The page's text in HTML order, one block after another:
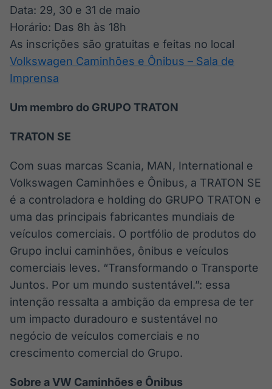
Data: 29, 30 e 31 de maio
Horário: Das 8h às 18h
As inscrições são gratuitas e feitas no local
Volkswagen Caminhões e Ônibus – Sala de
Imprensa
Um membro do GRUPO TRATON
TRATON SE
Com suas marcas Scania, MAN, International e
Volkswagen Caminhões e Ônibus, a TRATON SE
é a controladora e holding do GRUPO TRATON e
uma das principais fabricantes mundiais de
veículos comerciais. O portfólio de produtos do
Grupo inclui caminhões, ônibus e veículos
comerciais leves. “Transformando o Transporte
Juntos. Por um mundo sustentável.”: essa
intenção ressalta a ambição da empresa de ter
um impacto duradouro e sustentável no
negócio de veículos comerciais e no
crescimento comercial do Grupo.
Sobre a VW Caminhões e Ônibus